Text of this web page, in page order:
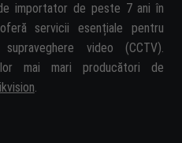
importator de peste 7 ani în
servicii esențiale pentru
video (CCTV).
mai mari producători de
.